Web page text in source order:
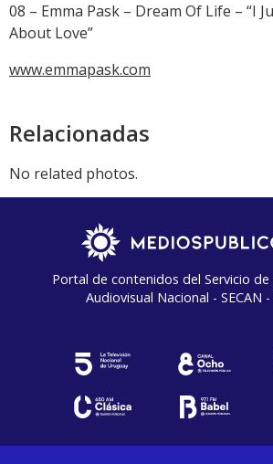
08 – Emma Pask – Dream Of Life – “I
About Love”
www.emmapask.com
Relacionadas
No related photos.
Portal de contenidos del Servicio de
Audiovisual Nacional - SECAN